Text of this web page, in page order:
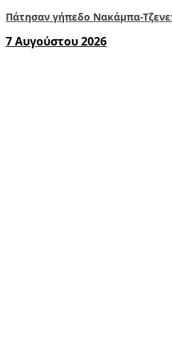
Πάτησαν γήπεδο Νακάμπα-
7 Αυγούστου 2026